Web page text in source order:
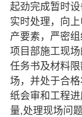
起劲完成暂时
实时处理，向
产要素，严密
项目部施工现
任务书及材料
场，并处于合
纸会审和工程
量,处理现场问